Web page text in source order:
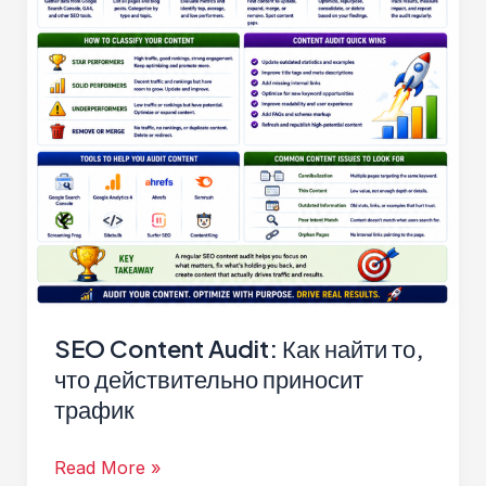
SEO Content Audit: Как найти то,
что действительно приносит
трафик
SEO
Read More »